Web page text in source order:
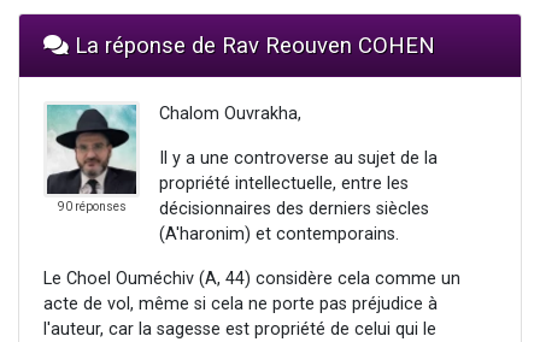
La réponse de Rav Reouven COHEN
90 réponses
Chalom Ouvrakha,
Il y a une controverse au sujet de la
propriété intellectuelle, entre les
décisionnaires des derniers siècles
(A'haronim) et contemporains.
Le Choel Ouméchiv (A, 44) considère cela comme un
acte de vol, même si cela ne porte pas préjudice à
l'auteur, car la sagesse est propriété de celui qui le